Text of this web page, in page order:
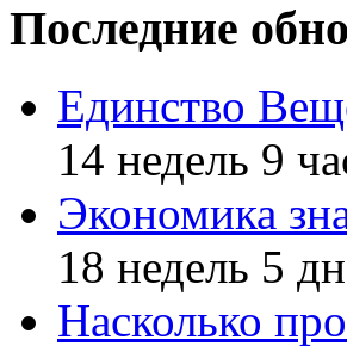
Последние
Единство
14 недель 9
Экономика
18 недель 5
Насколько